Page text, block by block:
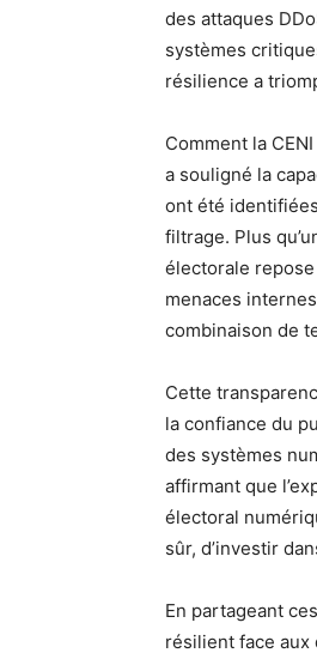
des attaques
systèmes
résilience a
Comment la
a souligné la
ont été
filtrage. Plus
électorale
menaces
combinaison de
Cette
la confiance du
des systèmes
affirmant que
électoral
sûr, d’investir
En partageant
résilient face aux